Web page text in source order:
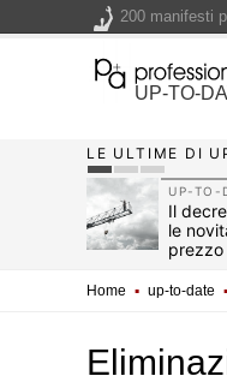
UP-TO-
LE ULTIME DI
UP-TO-
Il
le
prezzo
Home ▪ up-to-date ▪
200 manifesti
Il lungomare di
Un nuovo